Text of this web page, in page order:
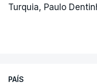
Turquia, Paulo
PAÍS